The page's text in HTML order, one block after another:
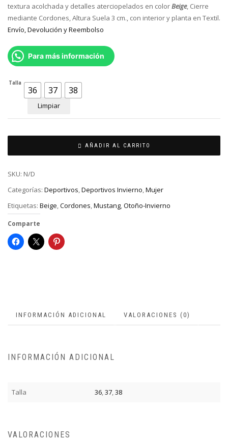
textura acolchada y detalles aterciopelados en colorBeige, Cierre
mediante Cordones, Altura Suela 3 cm., con interior y planta en Textil.
Envío, Devolución y Reembolso
Para más información
Talla
36 37 38
Limpiar
AÑADIR AL CARRITO
SKU: N/D
Categorías: Deportivos,Deportivos Invierno,Mujer
Etiquetas: Beige,Cordones,Mustang,Otoño-Invierno
Comparte
INFORMACIÓN ADICIONAL VALORACIONES (0)
INFORMACIÓN ADICIONAL
Talla 36,37,38
VALORACIONES